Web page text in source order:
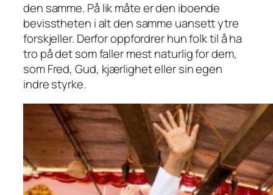
den samme. På lik måte er den iboende
bevisstheten i alt den samme uansett ytre
forskjeller. Derfor oppfordrer hun folk til å ha
tro på det som faller mest naturlig for dem,
som Fred, Gud, kjærlighet eller sin egen
indre styrke.